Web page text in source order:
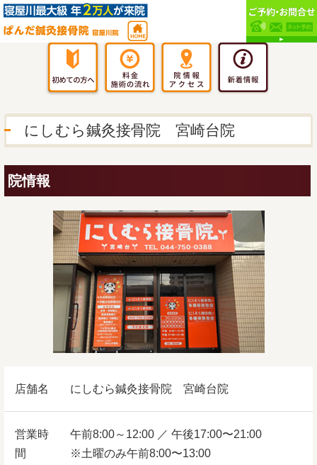
にしむら鍼灸接骨院 宮崎台院
院情報
店舗名 にしむら鍼灸接骨院 宮崎台院
営業時
間
午前8:00～12:00 ／ 午後17:00〜21:00
※土曜のみ午前8:00〜13:00